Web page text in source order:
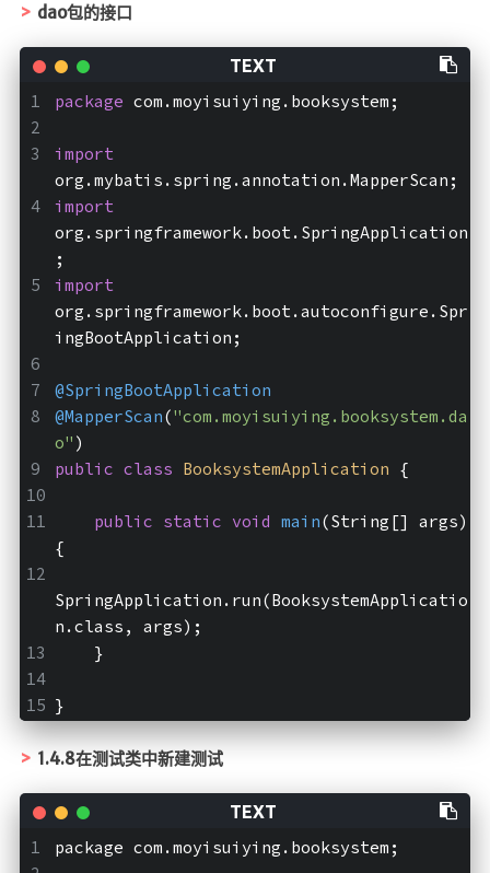
dao包的接口
package com.moyisuiying.booksystem;
import
org.mybatis.spring.annotation.MapperScan;
import
org.springframework.boot.SpringApplication
;
import
org.springframework.boot.autoconfigure.Spr
ingBootApplication;
@SpringBootApplication
@MapperScan("com.moyisuiying.booksystem.da
o" )
public class BooksystemApplication {
public static void main(String[] args)
{
SpringApplication.run(BooksystemApplicatio
n.class, args);
    }
}
1.4.8在测试类中新建测试
package com.moyisuiying.booksystem;